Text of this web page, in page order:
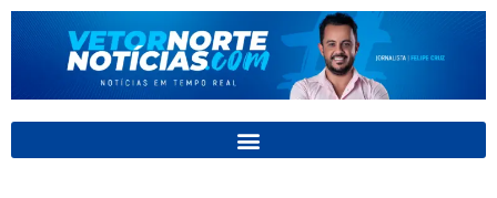
para
conteúdo